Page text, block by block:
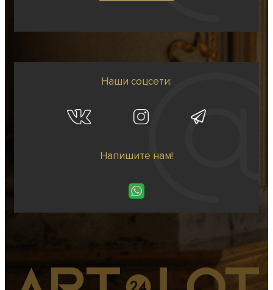
Наши соцсети:
Напишите нам!